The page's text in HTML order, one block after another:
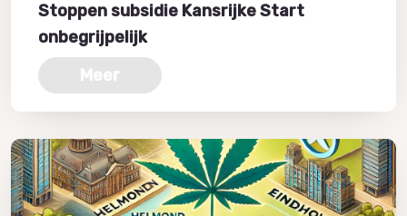
Stoppen subsidie Kansrijke Start
onbegrijpelijk
Meer